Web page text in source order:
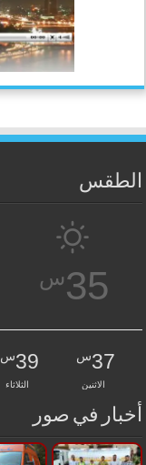
الطقس
35س
37س
الاثنين
39س
الثلاثاء
أخبار في صور